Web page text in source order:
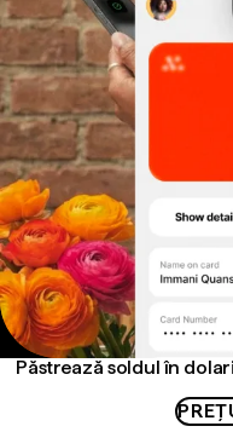
Păstrează soldul în